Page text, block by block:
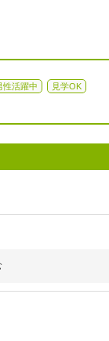
性活躍中 見学OK